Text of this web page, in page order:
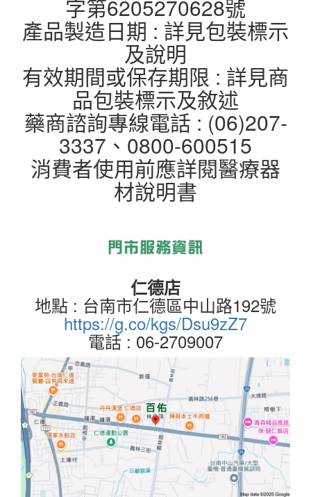
字第6205270628號
產品製造日期 : 詳見包裝標示
及說明
有效期間或保存期限 : 詳見商
品包裝標示及敘述
藥商諮詢專線電話 : (06)207-
3337、0800-600515
消費者使用前應詳閱醫療器
材說明書
仁德店
地點 : 台南市仁德區中山路192號
https://g.co/kgs/Dsu9zZ7
電話 : 06-2709007